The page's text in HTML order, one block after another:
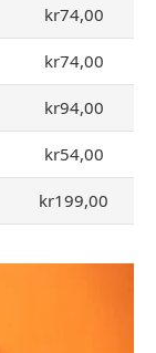
kr74,00
kr74,00
kr94,00
kr54,00
kr199,00